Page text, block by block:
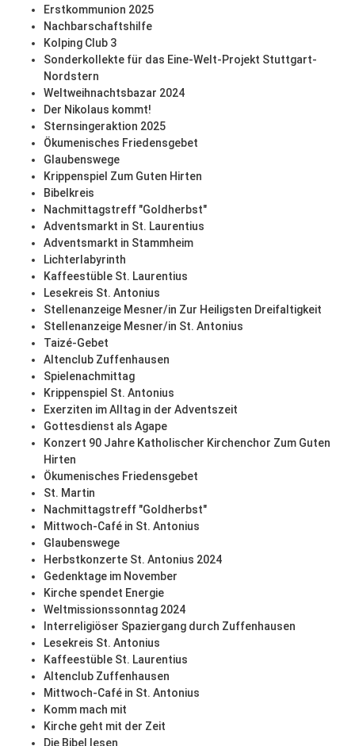
Erstkommunion 2025
Nachbarschaftshilfe
Kolping Club 3
Sonderkollekte für das Eine-Welt-Projekt Stuttgart-
Nordstern
Weltweihnachtsbazar 2024
Der Nikolaus kommt!
Sternsingeraktion 2025
Ökumenisches Friedensgebet
Glaubenswege
Krippenspiel Zum Guten Hirten
Bibelkreis
Nachmittagstreff "Goldherbst"
Adventsmarkt in St. Laurentius
Adventsmarkt in Stammheim
Lichterlabyrinth
Kaffeestüble St. Laurentius
Lesekreis St. Antonius
Stellenanzeige Mesner/in Zur Heiligsten Dreifaltigkeit
Stellenanzeige Mesner/in St. Antonius
Taizé-Gebet
Altenclub Zuffenhausen
Spielenachmittag
Krippenspiel St. Antonius
Exerziten im Alltag in der Adventszeit
Gottesdienst als Agape
Konzert 90 Jahre Katholischer Kirchenchor Zum Guten
Hirten
Ökumenisches Friedensgebet
St. Martin
Nachmittagstreff "Goldherbst"
Mittwoch-Café in St. Antonius
Glaubenswege
Herbstkonzerte St. Antonius 2024
Gedenktage im November
Kirche spendet Energie
Weltmissionssonntag 2024
Interreligiöser Spaziergang durch Zuffenhausen
Lesekreis St. Antonius
Kaffeestüble St. Laurentius
Altenclub Zuffenhausen
Mittwoch-Café in St. Antonius
Komm mach mit
Kirche geht mit der Zeit
Die Bibel lesen